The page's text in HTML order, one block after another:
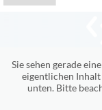
Sie sehen gerade
eigentlichen Inhalt
unten. Bitte